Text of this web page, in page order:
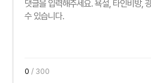
0 / 300